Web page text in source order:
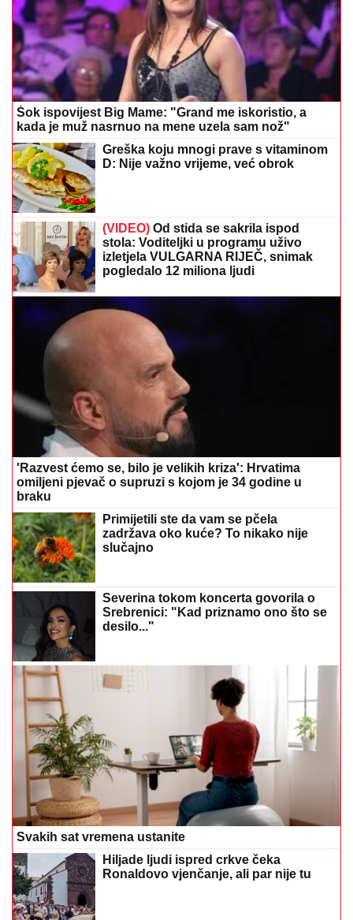
Šok ispovijest Big Mame: "Grand me iskoristio, a
kada je muž nasrnuo na mene uzela sam nož"
Greška koju mnogi prave s vitaminom
D: Nije važno vrijeme, već obrok
(VIDEO) Od stida se sakrila ispod
stola: Voditeljki u programu uživo
izletjela VULGARNA RIJEČ, snimak
pogledalo 12 miliona ljudi
'Razvest ćemo se, bilo je velikih kriza': Hrvatima
omiljeni pjevač o supruzi s kojom je 34 godine u
braku
Primijetili ste da vam se pčela
zadržava oko kuće? To nikako nije
slučajno
Severina tokom koncerta govorila o
Srebrenici: "Kad priznamo ono što se
desilo..."
Svakih sat vremena ustanite
Hiljade ljudi ispred crkve čeka
Ronaldovo vjenčanje, ali par nije tu